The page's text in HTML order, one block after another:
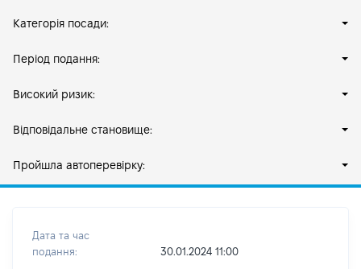
Категорія посади:
Період подання:
Високий ризик:
Відповідальне становище:
Пройшла автоперевірку:
Дата та час
подання:
30.01.2024 11:00